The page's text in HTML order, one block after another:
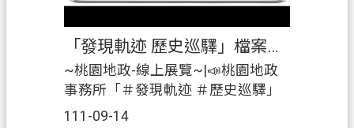
111年11月30日止。|🏢#展覽地點：
#桃園市桃園地政事務所3樓及4樓辦
公廳舍。|2️⃣展覽期間免費提供團體
（每場次10人以上）#預約導覽解說
服務。|☎️ #預約專線：03-
3695588#405 莊小姐|歡迎踴躍參展
「發現軌迹 歷史巡驛」檔案線上展覽part 1 -「發現軌迹 歷史尋驛」
111-09-14
~桃園地政-線上展覽~|📣桃園地政
事務所「＃發現軌迹 ＃歷史巡驛」
檔案線上展覽part 1 -「發現軌迹 歷